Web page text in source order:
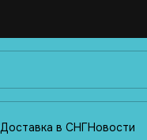
Доставка в СНГНовости